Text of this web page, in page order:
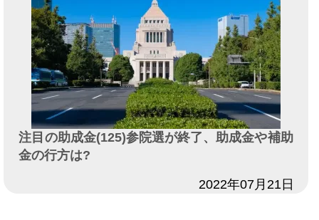
注目の助成金(125)参院選が終了、助成金や補助
金の行方は?
2022年07月21日